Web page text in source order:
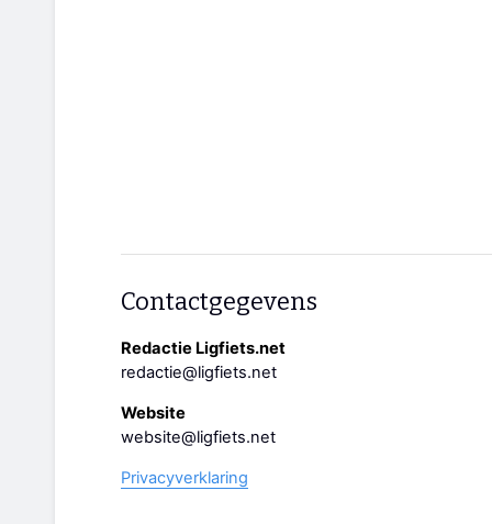
Contactgegevens
Redactie Ligfiets.net
redactie@ligfiets.net
Website
website@ligfiets.net
Privacyverklaring